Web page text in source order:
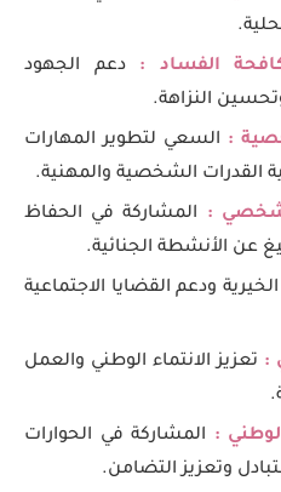
الفساد : دعم الجهود
النزاهة.
: السعي لتطوير المهارات
القدرات الشخصية والمهنية.
: المشاركة في الحفاظ
عن الأنشطة الجنائية.
ودعم القضايا الاجتماعية
: تعزيز الانتماء الوطني والعمل
: المشاركة في الحوارات
وتعزيز التضامن.